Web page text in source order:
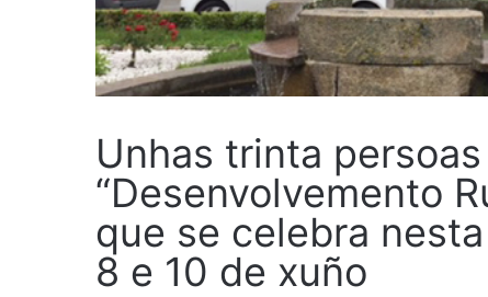
Unhas trinta
“Desenvolvemento
que se celebra
8 e 10 de xuño